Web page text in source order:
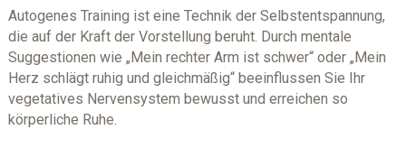
Autogenes Training ist eine Technik der Selbstentspannung,
die auf der Kraft der Vorstellung beruht. Durch mentale
Suggestionen wie „Mein rechter Arm ist schwer“ oder „Mein
Herz schlägt ruhig und gleichmäßig“ beeinflussen Sie Ihr
vegetatives Nervensystem bewusst und erreichen so
körperliche Ruhe.